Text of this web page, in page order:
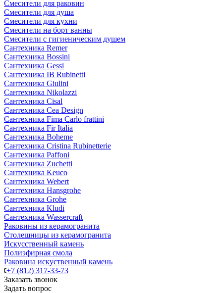
Смесители для раковин
Смесители для душа
Смесители для кухни
Смесители на борт ванны
Смесители с гигиеническим душем
Сантехника Remer
Сантехника Bossini
Сантехника Gessi
Сантехника IB Rubinetti
Сантехника Giulini
Сантехника Nikolazzi
Сантехника Cisal
Сантехника Cea Design
Сантехника Fima Carlo frattini
Сантехника Fir Italia
Сантехника Boheme
Сантехника Cristina Rubinetterie
Сантехника Paffoni
Сантехника Zuchetti
Сантехника Keuco
Сантехника Webert
Сантехника Hansgrohe
Сантехника Grohe
Сантехника Kludi
Сантехника Wassercraft
Раковины из керамогранита
Столешницы из керамогранита
Искусственный камень
Полиэфирная смола
Раковина искуственный камень
+7 (812) 317-33-73
Заказать звонок
Задать вопрос